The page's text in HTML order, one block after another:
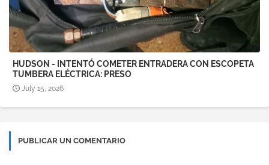
HUDSON - INTENTÓ COMETER ENTRADERA CON ESCOPETA
TUMBERA ELÉCTRICA: PRESO
July 15, 2026
PUBLICAR UN COMENTARIO